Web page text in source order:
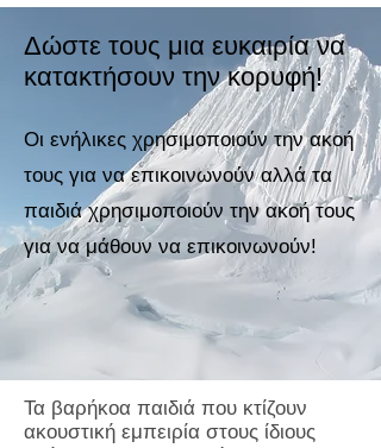
Δώστε τους μια ευκαιρία να
κατακτήσουν την κορυφή!
Οι ενήλικες χρησιμοποιούν την ακοή
τους για να επικοινωνούν αλλά τα
παιδιά χρησιμοποιούν την ακοή τους
για να μάθουν να επικοινωνούν!
Τα βαρήκοα παιδιά που κτίζουν
ακουστική εμπειρία στους ίδιους